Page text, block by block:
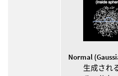
Normal
生成され